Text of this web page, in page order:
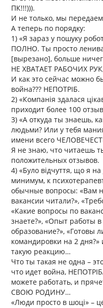
ПК!!!))).
И не только, мы
А теперь по порядку:
1) «Я зараз у пошуку
ПОЛНО. Ты просто
[вырезано], больше
НЕ ХВАТАЕТ РАБОЧИХ
И как это сейчас можно
война??? НЕПОТРІБ.
2) «Компанія здалася
приходит более 100
3) «А откуда ты знаешь,
людьми? Или у тебя
имени всего
Я не знаю, что читаешь
положительных отзывов.
4) «Було відчуття, що я
минимум, к
обычные вопросы: «Вам
вакансии читали?»,
«Какие вопросы по
знаете?», «Опыт работы
образование?», «Готовы
командировки на 2
такую реакцию…
Что ты такая не одна –
что идет война,
можете работать, и
СВОЮ РОДИНУ…
«Люди просто в шоці» –